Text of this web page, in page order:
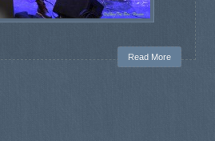
Read More